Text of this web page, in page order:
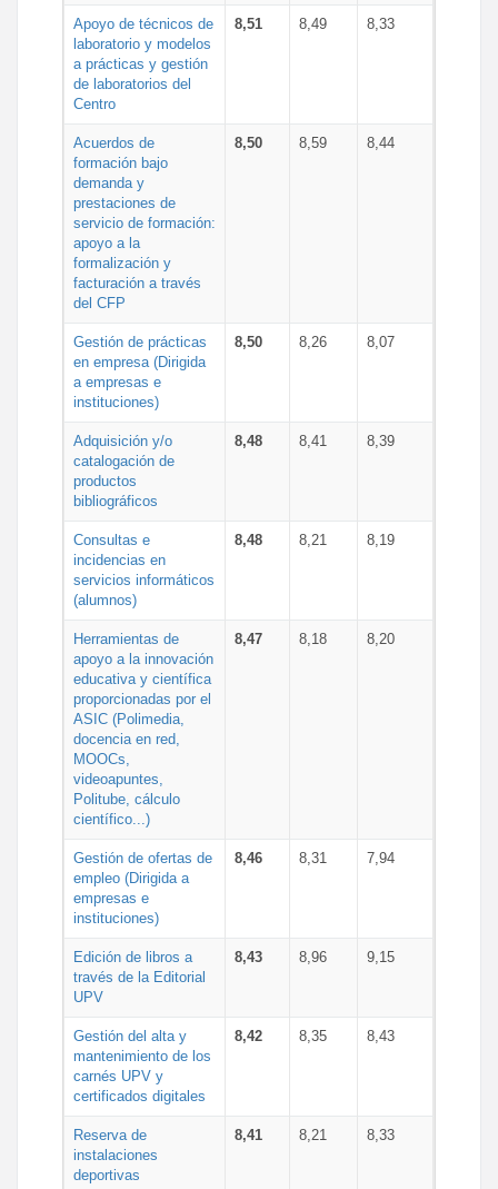
Apoyo de técnicos de
laboratorio y modelos
a prácticas y gestión
de laboratorios del
Centro
8,51 8,49 8,33
Acuerdos de
formación bajo
demanda y
prestaciones de
servicio de formación:
apoyo a la
formalización y
facturación a través
del CFP
8,50 8,59 8,44
Gestión de prácticas
en empresa (Dirigida
a empresas e
instituciones)
8,50 8,26 8,07
Adquisición y/o
catalogación de
productos
bibliográficos
8,48 8,41 8,39
Consultas e
incidencias en
servicios informáticos
(alumnos)
8,48 8,21 8,19
Herramientas de
apoyo a la innovación
educativa y científica
proporcionadas por el
ASIC (Polimedia,
docencia en red,
MOOCs,
videoapuntes,
Politube, cálculo
científico...)
8,47 8,18 8,20
Gestión de ofertas de
empleo (Dirigida a
empresas e
instituciones)
8,46 8,31 7,94
Edición de libros a
través de la Editorial
UPV
8,43 8,96 9,15
Gestión del alta y
mantenimiento de los
carnés UPV y
certificados digitales
8,42 8,35 8,43
Reserva de
instalaciones
deportivas
8,41 8,21 8,33